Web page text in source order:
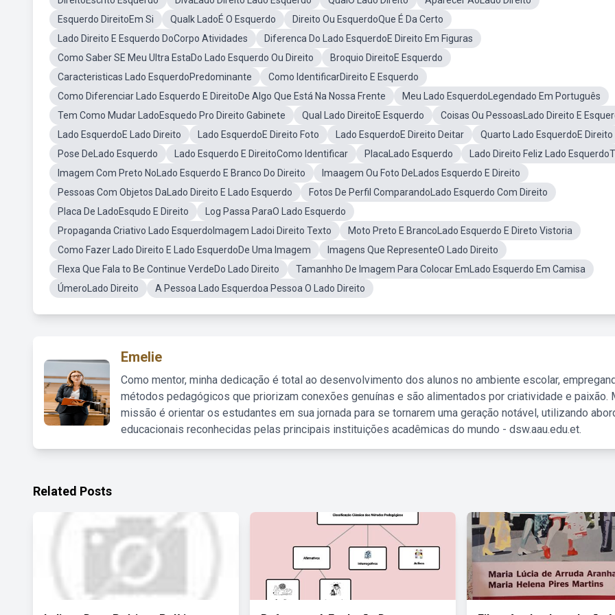
Esquerdo DireitoEm Si
Qualk LadoÉ O Esquerdo
Direito Ou EsquerdoQue É Da Certo
Lado Direito E Esquerdo DoCorpo Atividades
Diferenca Do Lado EsquerdoE Direito Em Figuras
Como Saber SE Meu Ultra EstaDo Lado Esquerdo Ou Direito
Broquio DireitoE Esquerdo
Caracteristicas Lado EsquerdoPredominante
Como IdentificarDireito E Esquerdo
Como Diferenciar Lado Esquerdo E DireitoDe Algo Que Está Na Nossa Frente
Meu Lado EsquerdoLegendado Em Português
Tem Como Mudar LadoEsquedo Pro Direito Gabinete
Qual Lado DireitoE Esquerdo
Coisas Ou PessoasLado Direito E
Lado EsquerdoE Lado Direito
Lado EsquerdoE Direito Foto Lado EsquerdoE Direito Deitar
Quarto Lado EsquerdoE Direito
Pose DeLado Esquerdo
Lado Esquerdo E DireitoComo Identificar PlacaLado Esquerdo
Lado Direito Feliz Lado
Imagem Com Preto NoLado Esquerdo E Branco Do Direito
Imaagem Ou Foto DeLados Esquerdo E Direito
Pessoas Com Objetos DaLado Direito E Lado Esquerdo
Fotos De Perfil ComparandoLado Esquerdo Com Direito
Placa De LadoEsqudo E Direito
Log Passa ParaO Lado Esquerdo
Propaganda Criativo Lado EsquerdoImagem Ladoi Direito Texto
Moto Preto E BrancoLado Esquerdo E Direto Vistoria
Como Fazer Lado Direito E Lado EsquerdoDe Uma Imagem
Imagens Que RepresenteO Lado Direito
Flexa Que Fala to Be Continue VerdeDo Lado Direito
Tamanhho De Imagem Para Colocar EmLado Esquerdo Em Camisa
ÚmeroLado Direito
A Pessoa Lado Esquerdoa Pessoa O Lado Direito
Emelie
Como mentor, minha dedicação é total ao desenvolvimento dos alunos no ambiente escolar,
métodos pedagógicos que priorizam conexões genuínas e são alimentados por criatividade e paixão.
missão é orientar os estudantes em sua jornada para se tornarem uma geração notável, utilizando
educacionais reconhecidas pelas principais instituições acadêmicas do mundo - dsw.aau.edu.et.
Related Posts